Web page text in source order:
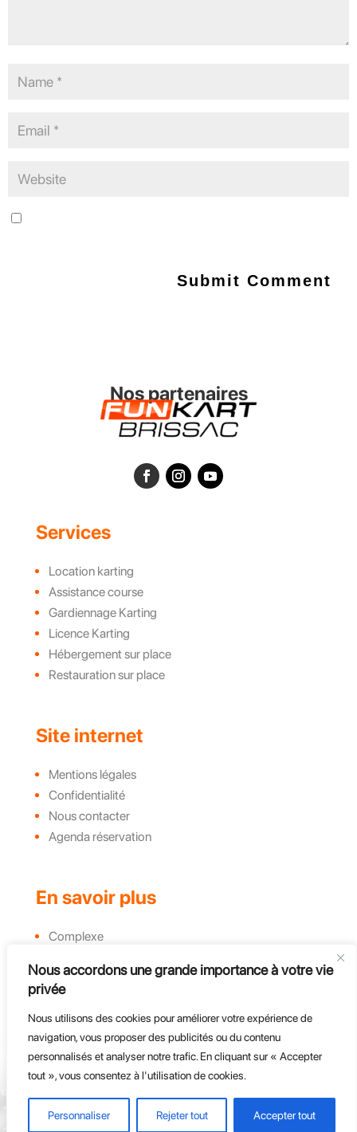
Nous accordons une grande importance à votre vie
privée
Nous utilisons des cookies pour améliorer votre expérience de
navigation, vous proposer des publicités ou du contenu
personnalisés et analyser notre trafic. En cliquant sur « Accepter
tout », vous consentez à l'utilisation de cookies.
Personnaliser Rejeter tout Accepter tout
Nos partenaires
Services
Location karting
Assistance course
Gardiennage Karting
Licence Karting
Hébergement sur place
Restauration sur place
Site internet
Mentions légales
Confidentialité
Nous contacter
Agenda réservation
En savoir plus
Complexe
Challenges
Groupe, CE et Entreprises
Course d'endurance